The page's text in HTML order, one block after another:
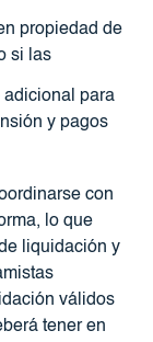
propiedad de
si las
para
y pagos
con
lo que
liquidación y
válidos
tener en